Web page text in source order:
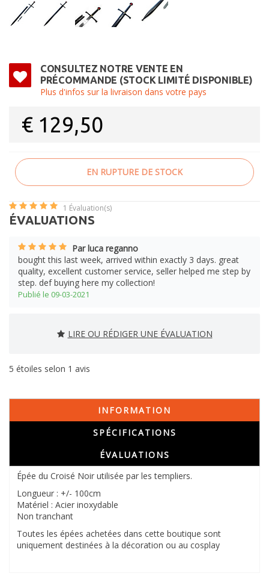
CONSULTEZ NOTRE VENTE EN
PRÉCOMMANDE (STOCK LIMITÉ DISPONIBLE)
Plus d'infos sur la livraison dans votre pays
€ 129,50
EN RUPTURE DE STOCK
1 Évaluation(s)
ÉVALUATIONS
Par luca reganno
bought this last week, arrived within exactly 3 days. great
quality, excellent customer service, seller helped me step by
step. def buying here my collection!
Publié le 09-03-2021
LIRE OU RÉDIGER UNE ÉVALUATION
5 étoiles selon 1 avis
INFORMATION
SPÉCIFICATIONS
ÉVALUATIONS
Épée du Croisé Noir utilisée par les templiers.
Longueur : +/- 100cm
Matériel : Acier inoxydable
Non tranchant
Toutes les épées achetées dans cette boutique sont
uniquement destinées à la décoration ou au cosplay